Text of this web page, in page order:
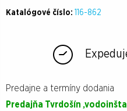
Katalógové číslo: 116-862
Predajne a termíny dodania
Predajňa Tvrdošín